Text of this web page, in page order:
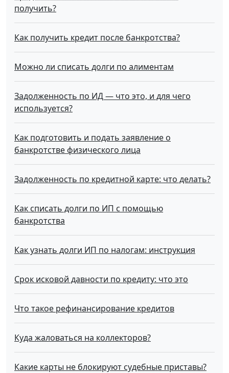
получить?
Как получить кредит после банкротства?
Можно ли списать долги по алиментам
Задолженность по ИД — что это, и для чего
используется?
Как подготовить и подать заявление о
банкротстве физического лица
Задолженность по кредитной карте: что делать?
Как списать долги по ИП с помощью
банкротства
Как узнать долги ИП по налогам: инструкция
Срок исковой давности по кредиту: что это
Что такое рефинансирование кредитов
Куда жаловаться на коллекторов?
Какие карты не блокируют судебные приставы?